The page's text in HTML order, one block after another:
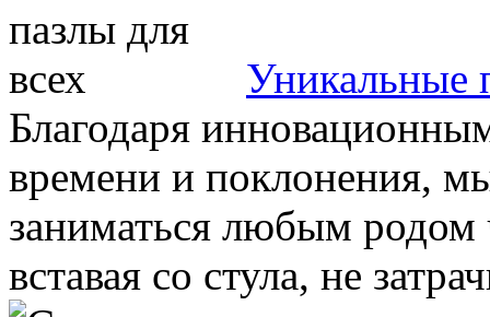
Уникальные
Благодаря
времени и поклонения,
заниматься любым родом
вставая со стула, не